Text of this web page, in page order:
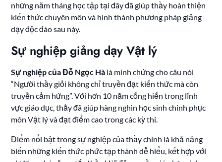
những năm tháng học tập tại đây đã giúp thầy hoàn thiện
kiến thức chuyên môn và hình thành phương pháp giảng
dạy độc đáo sau này.
Sự nghiệp giảng dạy Vật lý
Sự nghiệp của Đỗ Ngọc Hà là minh chứng cho câu nói
“Người thầy giỏi không chỉ truyền đạt kiến thức mà còn
truyền cảm hứng”. Với hơn 10 năm cống hiến trong lĩnh
vực giáo dục, thầy đã giúp hàng nghìn học sinh chinh phục
môn Vật lý và đạt điểm cao trong các kỳ thi.
Điểm nổi bật trong sự nghiệp của thầy chính là khả năng
biến những kiến thức phức tạp thành dễ hiểu, kết hợp với